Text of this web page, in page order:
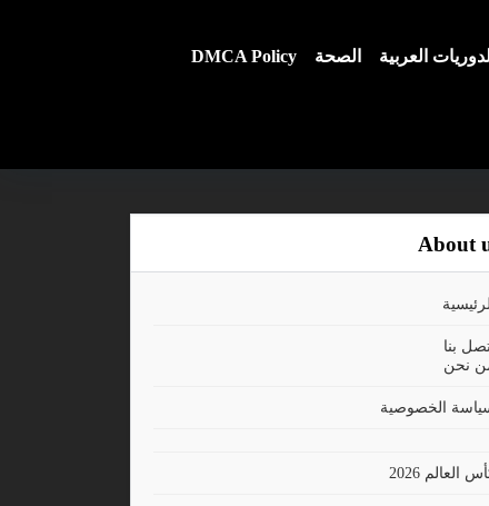
الدوريات العربية الصحة DMCA Policy
About
الرئيسية
بنا
نحن
الخصوصية
العالم 2026